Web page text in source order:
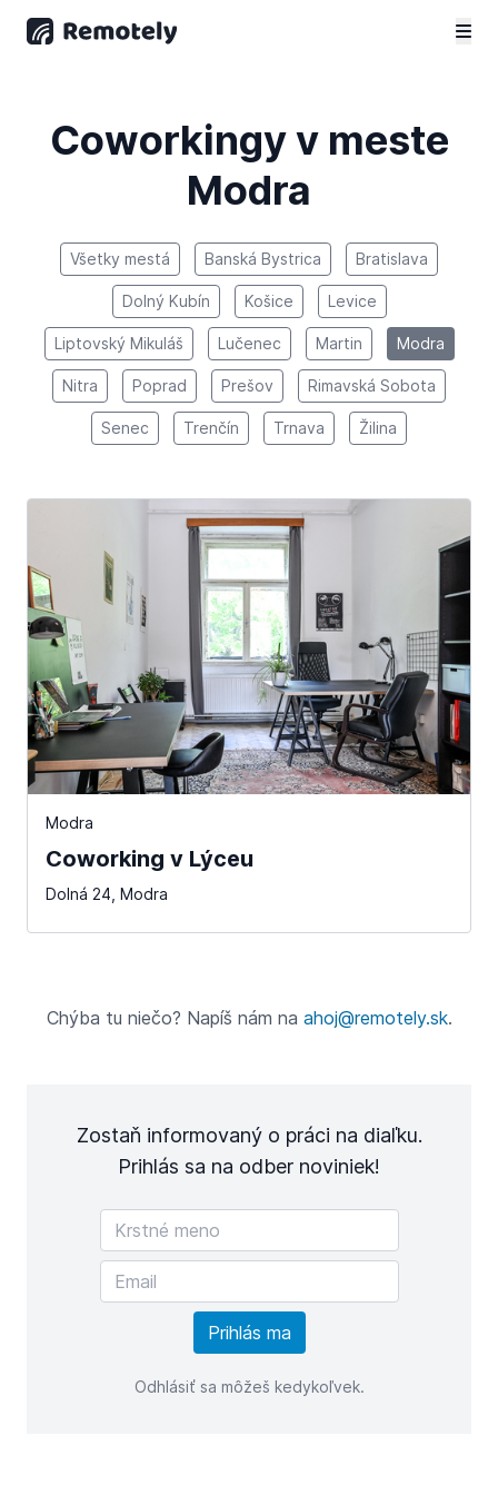
Coworkingy v meste
Modra
Všetky mestá Banská Bystrica Bratislava
Dolný Kubín Košice Levice
Liptovský Mikuláš Lučenec Martin Modra
Nitra Poprad Prešov Rimavská Sobota
Senec Trenčín Trnava Žilina
Modra
Coworking v Lýceu
Dolná 24, Modra
Chýba tu niečo? Napíš nám na ahoj@remotely.sk.
Zostaň informovaný o práci na diaľku.
Prihlás sa na odber noviniek!
Odhlásiť sa môžeš kedykoľvek.